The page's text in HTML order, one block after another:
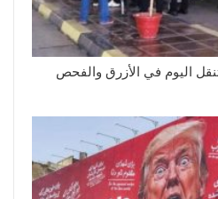
اليوم في الأزرق والفحص